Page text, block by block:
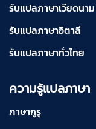
รับแปลภาษาเวียดนาม
รับแปลภาษาอิตาลี
รับแปลภาษาทั่วไทย
ความรู้แปลภาษา
ภาษากูรู